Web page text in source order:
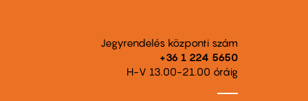
Jegyrendelés központi szám
+36 1 224 5650
H-V 13.00-21.00 óráig